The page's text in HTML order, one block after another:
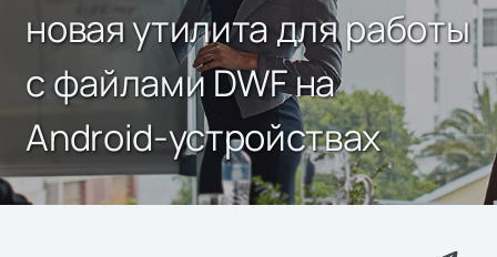
новая утилита для работы
с файлами DWF на
Android-устройствах